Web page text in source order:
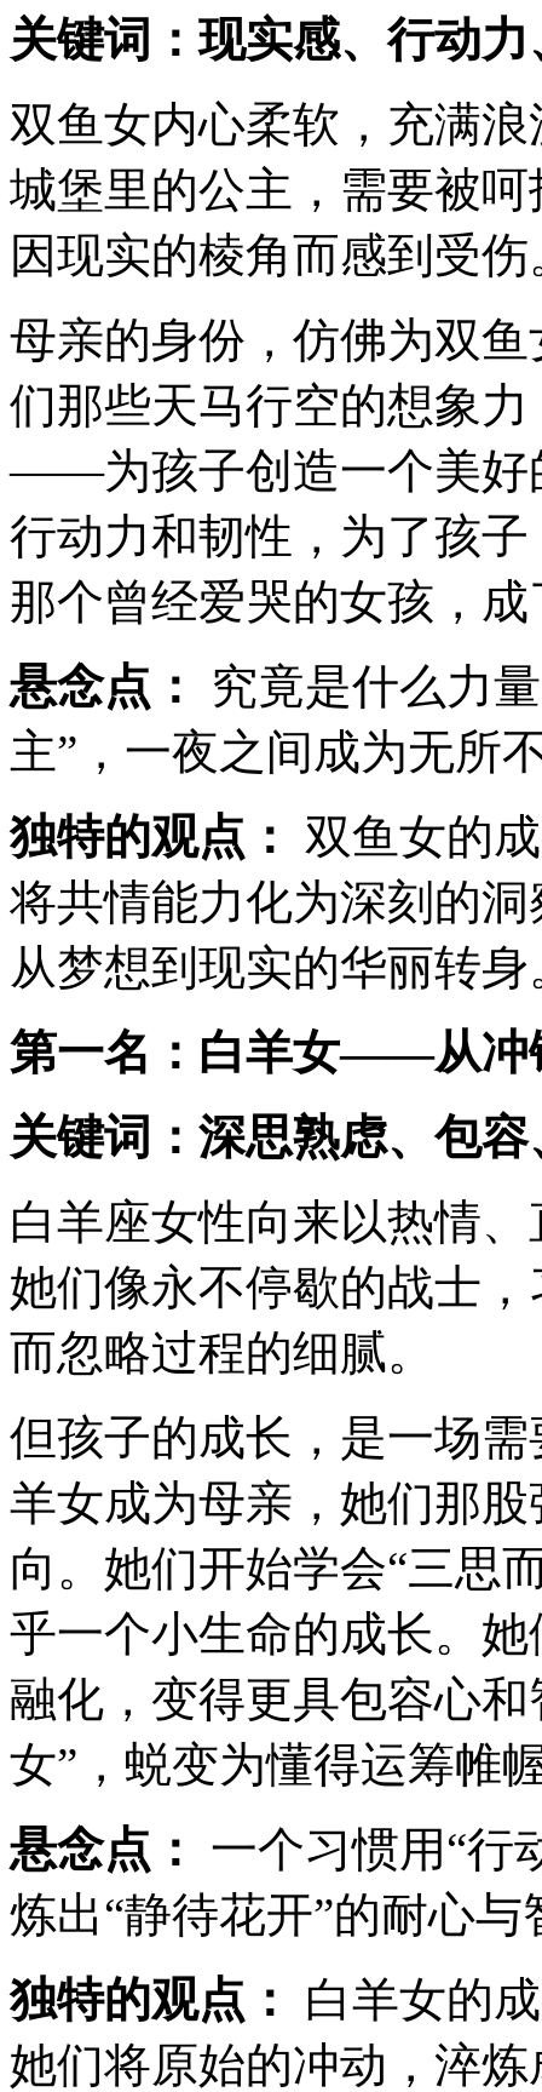
关键词：现实感、行动
双鱼女内心柔软，充满
城堡里的公主，需要被
因现实的棱角而感到受伤
母亲的身份，仿佛为双
们那些天马行空的想象
——为孩子创造一个美好
行动力和韧性，为了孩
那个曾经爱哭的女孩，
悬念点：
究竟是什么力
主”，一夜之间成为无所
独特的观点：
双鱼女的
将共情能力化为深刻的
从梦想到现实的华丽转身
第一名：白羊女——从冲
关键词：深思熟虑、包
白羊座女性向来以热情
她们像永不停歇的战士
而忽略过程的细腻。
但孩子的成长，是一场
羊女成为母亲，她们那
向。她们开始学会“三思
乎一个小生命的成长。
融化，变得更具包容心
女”，蜕变为懂得运筹帷
悬念点：
一个习惯用“行
炼出“静待花开”的耐心与
独特的观点：
白羊女的
她们将原始的冲动，淬